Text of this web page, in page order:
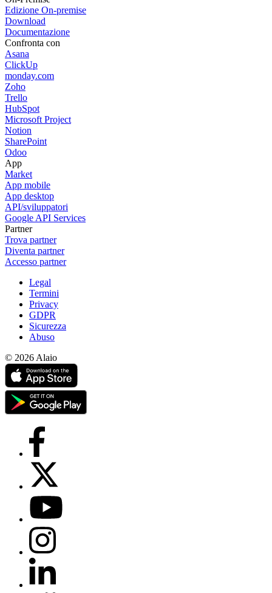
Edizione On-premise
Download
Documentazione
Confronta con
Asana
ClickUp
monday.com
Zoho
Trello
HubSpot
Microsoft Project
Notion
SharePoint
Odoo
App
Market
App mobile
App desktop
API/sviluppatori
Google API Services
Partner
Trova partner
Diventa partner
Accesso partner
Legal
Termini
Privacy
GDPR
Sicurezza
Abuso
© 2026 Alaio